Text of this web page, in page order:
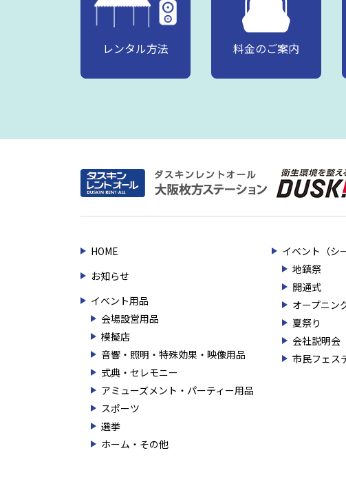
レンタル方法 料金のご案内
HOME
お知らせ
イベント用品
会場設営用品
模擬店
音響・照明・特殊効果・映像用品
式典・セレモニー
アミューズメント・パーティー用品
スポーツ
選挙
ホーム・その他
イベント（シ
地鎮祭
開通式
オープニン
夏祭り
会社説明会
市民フェス